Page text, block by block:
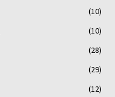
(10)
(10)
(28)
(29)
(12)